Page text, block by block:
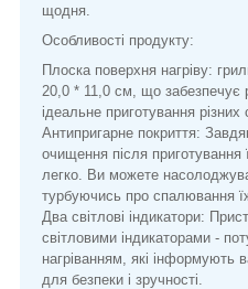
щодня.
Особливості продукту:
Плоска поверхня нагріву:
20,0 * 11,0 см, що забезпечує
ідеальне приготування різних
Антипригарне покриття:
очищення після приготування
легко. Ви можете
турбуючись про спалювання
Два світлові індикатори:
світловими індикаторами -
нагріванням, які інформують
для безпеки і зручності.